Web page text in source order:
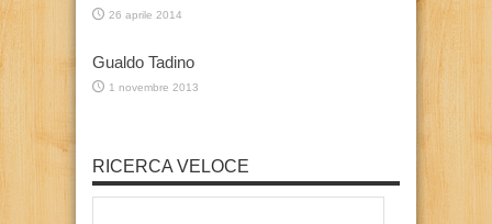
26 aprile 2014
Gualdo Tadino
1 novembre 2013
RICERCA VELOCE